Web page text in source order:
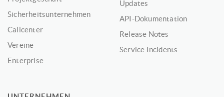
Sicherheitsunternehmen
Callcenter
Vereine
Enterprise
Updates
API-Dokumentation
Release Notes
Service Incidents